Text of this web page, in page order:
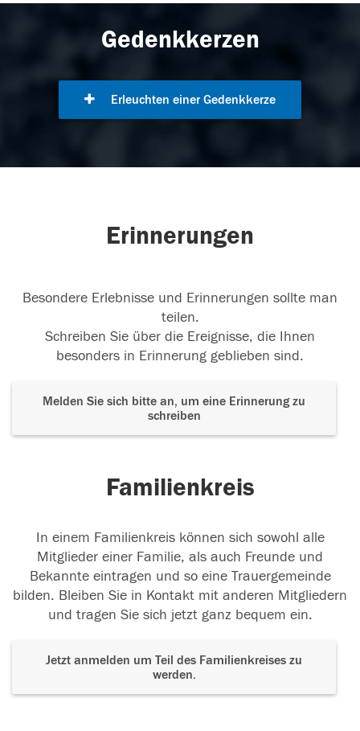
Gedenkkerzen
Erleuchten einer Gedenkkerze
Erinnerungen
Besondere Erlebnisse und Erinnerungen sollte man
teilen.
Schreiben Sie über die Ereignisse, die Ihnen
besonders in Erinnerung geblieben sind.
Melden Sie sich bitte an, um eine Erinnerung zu
schreiben
Familienkreis
In einem Familienkreis können sich sowohl alle
Mitglieder einer Familie, als auch Freunde und
Bekannte eintragen und so eine Trauergemeinde
bilden. Bleiben Sie in Kontakt mit anderen Mitgliedern
und tragen Sie sich jetzt ganz bequem ein.
Jetzt anmelden um Teil des Familienkreises zu
werden.